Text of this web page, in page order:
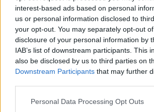
interest-based ads based on personal
us or personal information disclosed to
your opt-out. You may separately opt-out
disclosure of your personal information by
IAB’s list of downstream participants. This
also be disclosed by us to third parties on
Downstream Participants that may further
Personal Data Processing Opt Outs
Kultura